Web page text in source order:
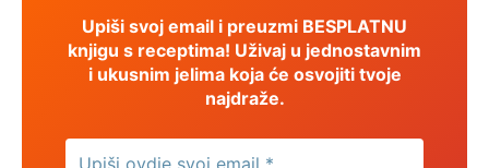
Upiši svoj email i preuzmi BESPLATNU
knjigu s receptima! Uživaj u jednostavnim
i ukusnim jelima koja će osvojiti tvoje
najdraže.